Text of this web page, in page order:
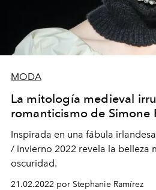
MODA
La mitología medieval
romanticismo de Simone
Inspirada en una fábula
/ invierno 2022 revela la belleza
oscuridad.
21.02.2022 por Stephanie Ramírez